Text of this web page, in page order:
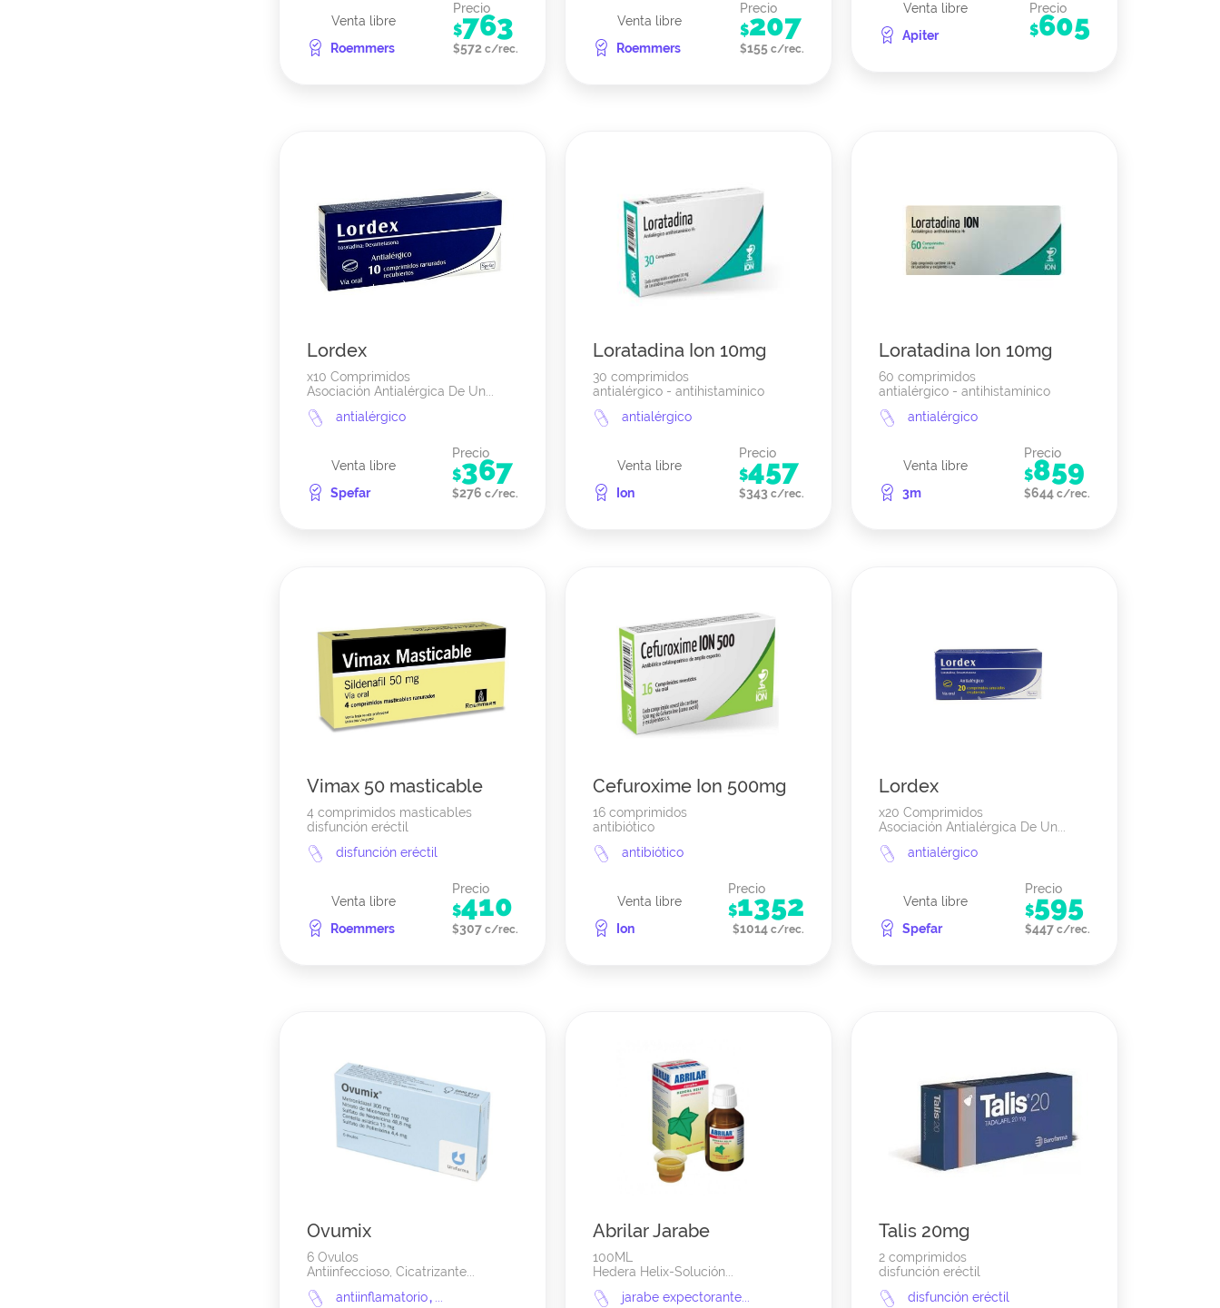
Venta libre
Roemmers
Precio
$763
$572 c/rec.
Venta libre
Roemmers
Precio
$207
$155 c/rec.
Venta libre
Apiter
Precio
$605
Lordex
x10 Comprimidos
Asociación Antialérgica De Un...
antialérgico
Venta libre
Spefar
Precio
$367
$276 c/rec.
Loratadina Ion 10mg
30 comprimidos
antialérgico - antihistamínico
antialérgico
Venta libre
Ion
Precio
$457
$343 c/rec.
Loratadina Ion 10mg
60 comprimidos
antialérgico - antihistamínico
antialérgico
Venta libre
3m
Precio
$859
$644 c/rec.
Vimax 50 masticable
4 comprimidos masticables
disfunción eréctil
disfunción eréctil
Venta libre
Roemmers
Precio
$410
$307 c/rec.
Cefuroxime Ion 500mg
16 comprimidos
antibiótico
antibiótico
Venta libre
Ion
Precio
$1352
$1014 c/rec.
Lordex
x20 Comprimidos
Asociación Antialérgica De Un...
antialérgico
Venta libre
Spefar
Precio
$595
$447 c/rec.
Ovumix
6 Ovulos
Antiinfeccioso, Cicatrizante...
antiinflamatorio,
Abrilar Jarabe
100ML
Hedera Helix-Solución...
jarabe expectorante...
Talis 20mg
2 comprimidos
disfunción eréctil
disfunción eréctil